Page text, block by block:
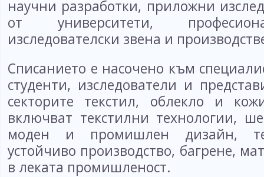
научни разработки, приложни
от университети,
изследователски звена и
Списанието е насочено към
студенти, изследователи и
секторите текстил, облекло и
включват текстилни технологии,
моден и промишлен дизайн,
устойчиво производство, багрене,
в леката промишленост.